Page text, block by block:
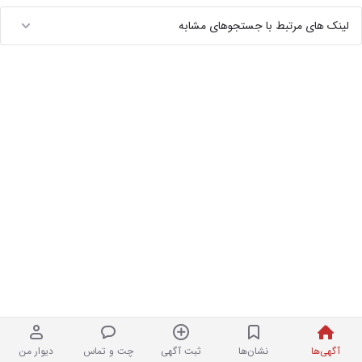
آگهی‌ها نشان‌ها ثبت آگهی چت و تماس دیوار من
لینک های مرتبط با جستجوهای مشابه